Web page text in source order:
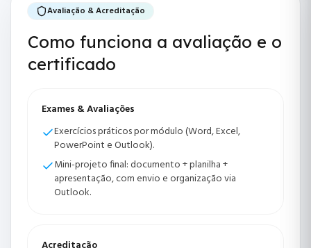
Avaliação & Acreditação
Como funciona a avaliação e o
certificado
Exames & Avaliações
Exercícios práticos por módulo (Word, Excel,
PowerPoint e Outlook).
Mini-projeto final: documento + planilha +
apresentação, com envio e organização via
Outlook.